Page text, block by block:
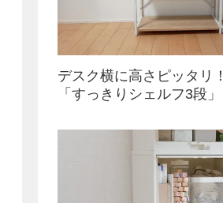
デスク横に高さピッタリ
「すっきりシェルフ3段」